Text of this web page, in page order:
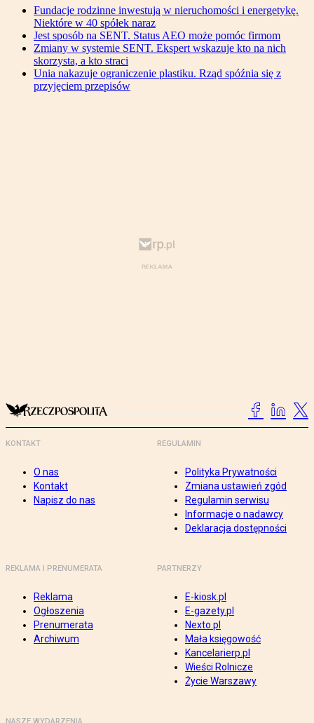
Fundacje rodzinne inwestują w nieruchomości i energetykę.
Niektóre w 40 spółek naraz
Jest sposób na SENT. Status AEO może pomóc firmom
Zmiany w systemie SENT. Ekspert wskazuje kto na nich
skorzysta, a kto straci
Unia nakazuje ograniczenie plastiku. Rząd spóźnia się z
przyjęciem przepisów
KONTAKT
O nas
Kontakt
Napisz do nas
REGULAMIN
Polityka Prywatności
Zmiana ustawień zgód
Regulamin serwisu
Informacje o nadawcy
Deklaracja dostępności
REKLAMA I PRENUMERATA
Reklama
Ogłoszenia
Prenumerata
Archiwum
PARTNERZY
E-kiosk.pl
E-gazety.pl
Nexto.pl
Mała księgowość
Kancelarierp.pl
Wieści Rolnicze
Życie Warszawy